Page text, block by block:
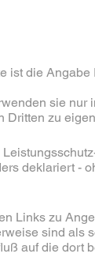
die
sie
zu
deklariert -
Links zu
sind
auf die dort